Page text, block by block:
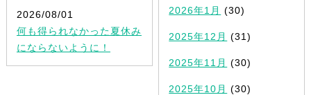
2026/08/01
何も得られなかった夏休み
にならないように！
2026年1月 (30)
2025年12月 (31)
2025年11月 (30)
2025年10月 (30)